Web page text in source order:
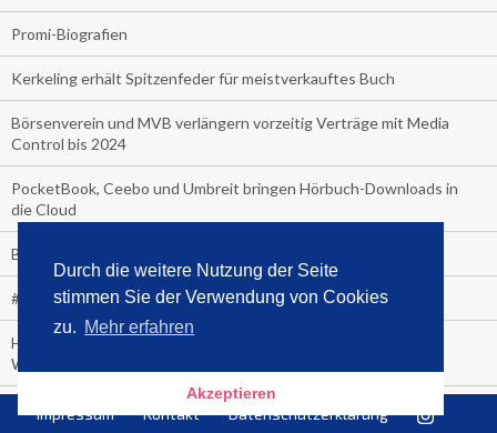
Durch die weitere Nutzung der Seite
stimmen Sie der Verwendung von Cookies
zu. Mehr erfahren
Akzeptieren
Promi-Biografien
Kerkeling erhält Spitzenfeder für meistverkauftes Buch
Börsenverein und MVB verlängern vorzeitig Verträge mit Media
Control bis 2024
PocketBook, Ceebo und Umbreit bringen Hörbuch-Downloads in
die Cloud
Bella Bella
#1-Bestseller: "Das ist Alpha!" von Kollegah
Hammer! "Fear: Trump in the White House" (auf Englisch) von
Watergate-Urgestein
Impressum Kontakt Datenschutzerklärung